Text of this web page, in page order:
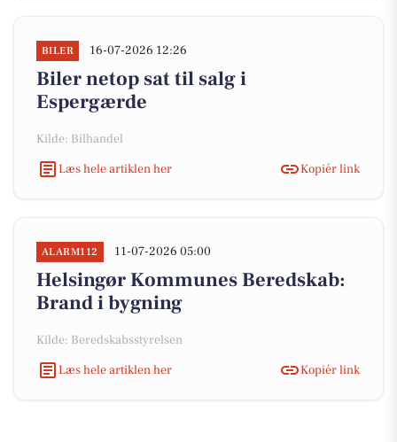
BILER 16-07-2026 12:26
Biler netop sat til salg i
Espergærde
Kilde: Bilhandel
Læs hele artiklen her
Kopiér link
ALARM112 11-07-2026 05:00
Helsingør Kommunes Beredskab:
Brand i bygning
Kilde: Beredskabsstyrelsen
Læs hele artiklen her
Kopiér link